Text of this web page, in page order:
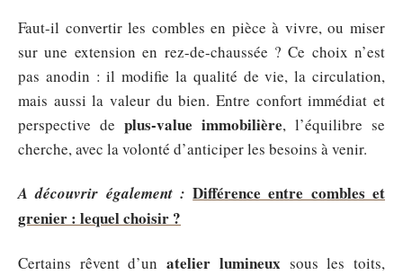
Faut-il convertir les combles en pièce à vivre, ou miser
sur une extension en rez-de-chaussée ? Ce choix n’est
pas anodin : il modifie la qualité de vie, la circulation,
mais aussi la valeur du bien. Entre confort immédiat et
perspective de plus-value immobilière, l’équilibre se
cherche, avec la volonté d’anticiper les besoins à venir.
A découvrir également : Différence entre combles et
grenier : lequel choisir ?
Certains rêvent d’unatelier lumineux sous les toits,